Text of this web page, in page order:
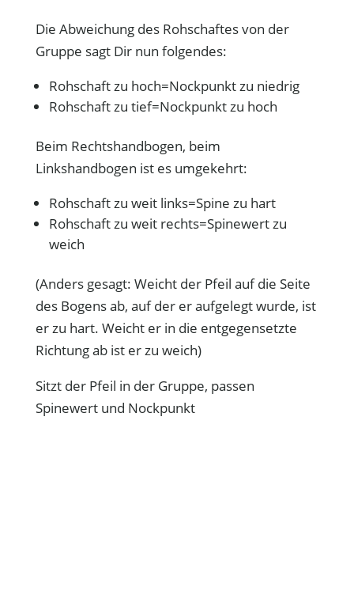
Die Abweichung des Rohschaftes von der
Gruppe sagt Dir nun folgendes:
Rohschaft zu hoch=Nockpunkt zu niedrig
Rohschaft zu tief=Nockpunkt zu hoch
Beim Rechtshandbogen, beim
Linkshandbogen ist es umgekehrt:
Rohschaft zu weit links=Spine zu hart
Rohschaft zu weit rechts=Spinewert zu
weich
(Anders gesagt: Weicht der Pfeil auf die Seite
des Bogens ab, auf der er aufgelegt wurde, ist
er zu hart. Weicht er in die entgegensetzte
Richtung ab ist er zu weich)
Sitzt der Pfeil in der Gruppe, passen
Spinewert und Nockpunkt